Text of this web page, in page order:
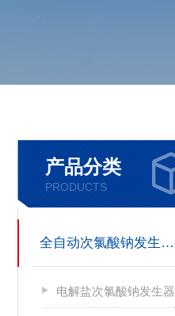
产品分类
PRODUCTS
全自动次氯酸钠发生器厂家
电解盐次氯酸钠发生器